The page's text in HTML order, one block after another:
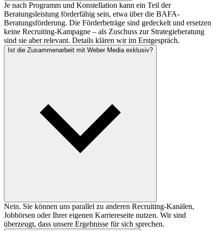
Je nach Programm und Konstellation kann ein Teil der
Beratungsleistung förderfähig sein, etwa über die BAFA-
Beratungsförderung. Die Förderbeträge sind gedeckelt und ersetzen
keine Recruiting-Kampagne – als Zuschuss zur Strategieberatung
sind sie aber relevant. Details klären wir im Erstgespräch.
Ist die Zusammenarbeit mit Weber Media exklusiv?
Nein. Sie können uns parallel zu anderen Recruiting-Kanälen,
Jobbörsen oder Ihrer eigenen Karriereseite nutzen. Wir sind
überzeugt, dass unsere Ergebnisse für sich sprechen.